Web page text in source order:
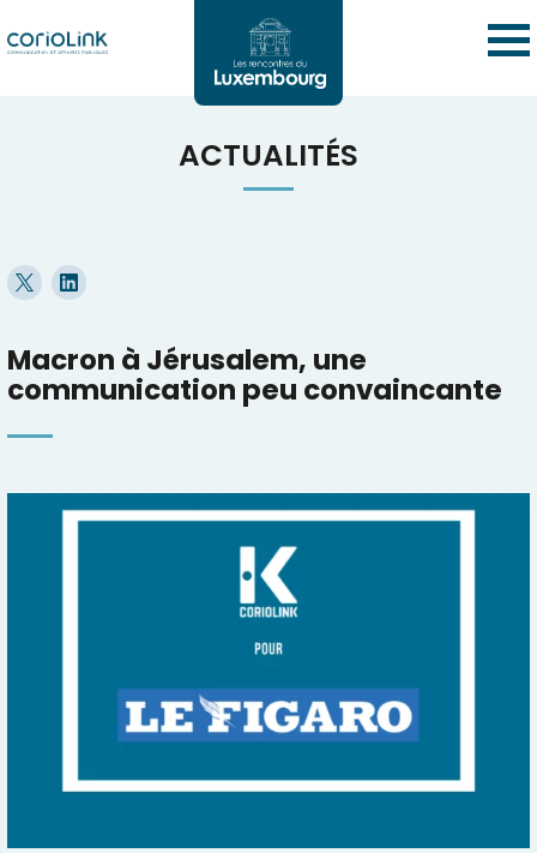
ACTUALITÉS
Macron à Jérusalem, une
communication peu convaincante